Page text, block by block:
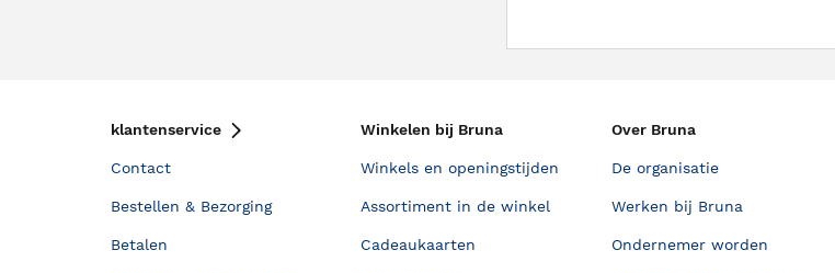
klantenservice
Contact
Bestellen & Bezorging
Betalen
Winkelen bij Bruna
Winkels en openingstijden
Assortiment in de winkel
Cadeaukaarten
Over Bruna
De organisatie
Werken bij Bruna
Ondernemer worden